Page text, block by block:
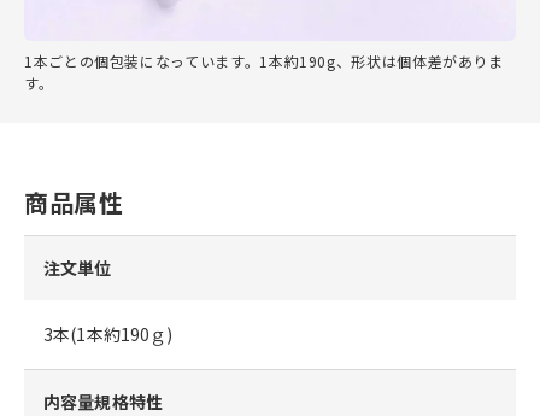
1本ごとの個包装になっています。1本約190g、形状は個体差がありま
す。
商品属性
注文単位
3本(1本約190ｇ)
内容量規格特性